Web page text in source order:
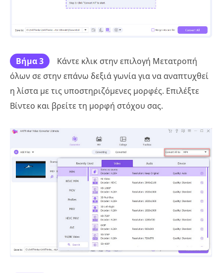
Βήμα 3
Κάντε κλικ στην επιλογή Μετατροπή
όλων σε στην επάνω δεξιά γωνία για να αναπτυχθεί
η λίστα με τις υποστηριζόμενες μορφές. Επιλέξτε
Βίντεο και βρείτε τη μορφή στόχου σας.